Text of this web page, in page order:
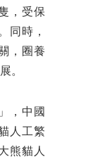
，受保
同時，
，圈養
。
，中國
人工繁
熊貓人